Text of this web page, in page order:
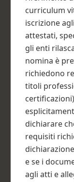
curriculum
iscrizione
attestati,
gli enti
nomina è
richiedono
titoli
dichiarare
requisiti
e se i
agli atti e